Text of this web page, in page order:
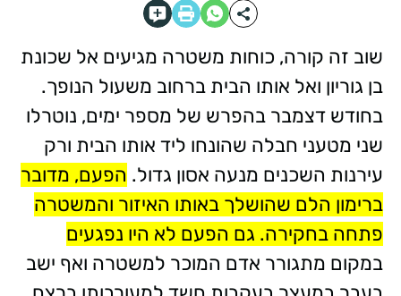
שוב זה קורה, כוחות משטרה מגיעים אל שכונת
בן גוריון ואל אותו הבית ברחוב משעול הנופך.
בחודש דצמבר בהפרש של מספר ימים, נוטרלו
שני מטעני חבלה שהונחו ליד אותו הבית ורק
עירנות השכנים מנעה אסון גדול. הפעם, מדובר
ברימון הלם שהושלך באותו האיזור והמשטרה
פתחה בחקירה. גם הפעם לא היו נפגעים
במקום מתגורר אדם המוכר למשטרה ואף ישב